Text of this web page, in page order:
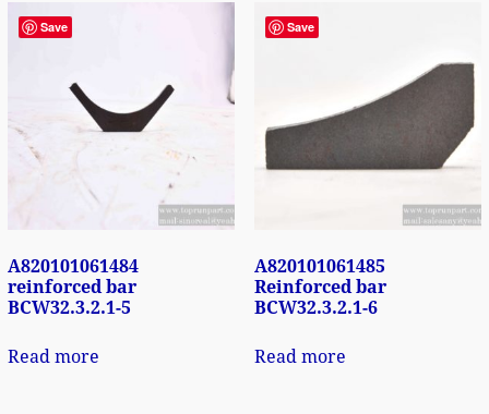
Save
A820101061484
reinforced bar
BCW32.3.2.1-5
Read more
Save
A820101061485
Reinforced bar
BCW32.3.2.1-6
Read more